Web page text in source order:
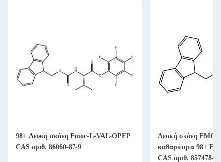
98+ Λευκή σκόνη Fmoc-L-VAL-OPFP
CAS αριθ. 86060-87-9
Λευκή σκόνη
καθαρότητα 98+
CAS αριθ. 857478-